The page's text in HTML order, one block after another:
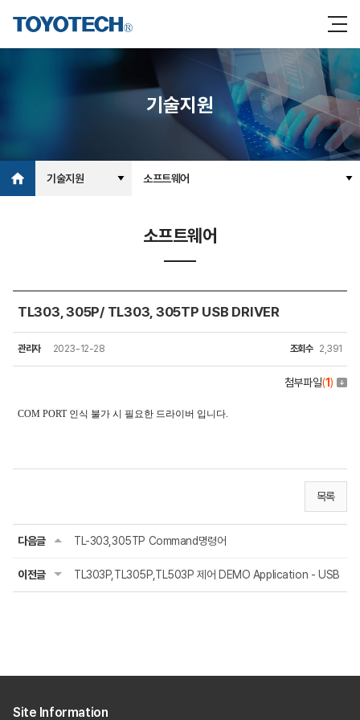
기술지원
기술지원 소프트웨어
소프트웨어
TL303, 305P/ TL303, 305TP USB DRIVER
관리자 2023-12-28 조회수 2,391
첨부파일(1)
COM PORT 인식 불가 시 필요한 드라이버 입니다.
목록
다음글 TL-303,305TP Command명령어
이전글 TL303P,TL305P,TL503P 제어 DEMO Application - USB
Site Information